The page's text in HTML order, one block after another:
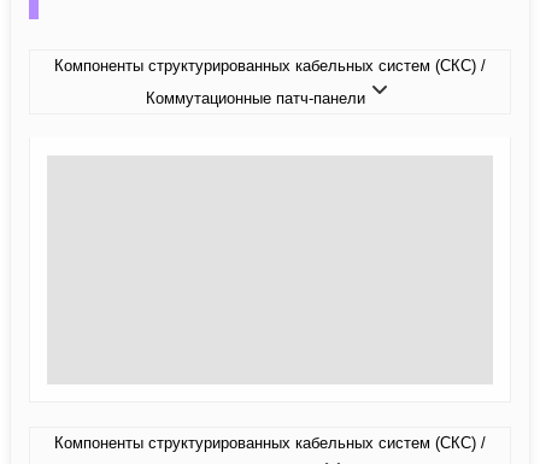
Компоненты структурированных кабельных систем (СКС) /
Коммутационные патч-панели
Компоненты структурированных кабельных систем (СКС) /